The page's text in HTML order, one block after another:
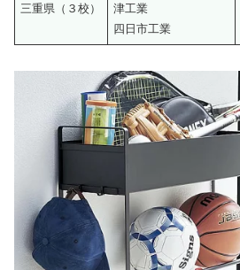
三重県（３校）
津工業
四日市工業